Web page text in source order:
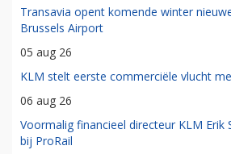
Transavia opent komende winter
Brussels Airport
05 aug 26
KLM stelt eerste commerciële vlucht
06 aug 26
Voormalig financieel directeur KLM Erik
bij ProRail